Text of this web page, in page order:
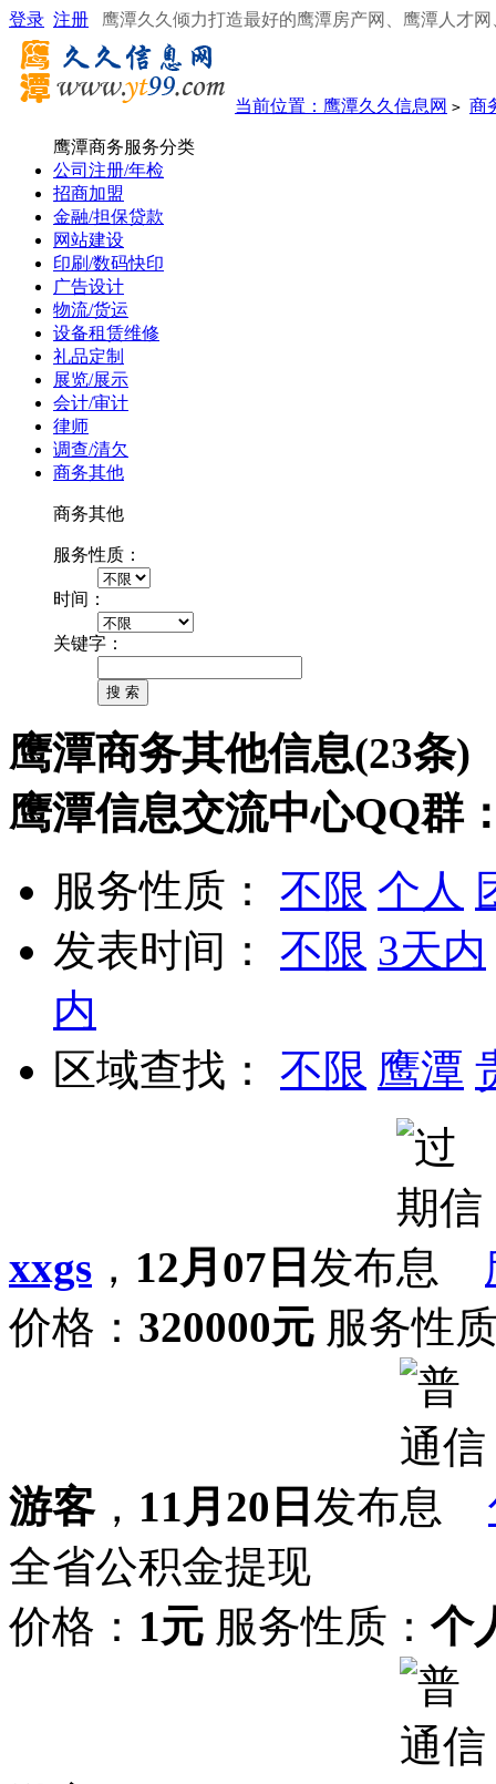
登录 注册 鹰潭久久倾力打造最好的鹰潭房产网、鹰潭人才
当前位置： 鹰潭久久信息网 > 商
鹰潭商务服务分类
公司注册/年检
招商加盟
金融/担保贷款
网站建设
印刷/数码快印
广告设计
物流/货运
设备租赁维修
礼品定制
展览/展示
会计/审计
律师
调查/清欠
商务其他
商务其他
服务性质：
时间：
关键字：
鹰潭商务其他信息(23条)
鹰潭信息交流中心QQ群
服务性质：
不限 个人
发表时间：
不限 3天内
内
区域查找：
不限 鹰潭
xxgs ， 12月07日 发布
价格： 320000元 服务性
游客， 11月20日 发布
全省公积金提现
价格： 1元 服务性质： 个